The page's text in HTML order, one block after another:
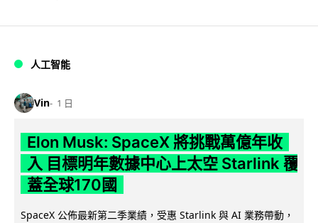
人工智能
Vin 1 日
Elon Musk: SpaceX 將挑戰萬億年收
入 目標明年數據中心上太空 Starlink 覆
蓋全球170國
SpaceX 公佈最新第二季業績，受惠 Starlink 與 AI 業務帶動，